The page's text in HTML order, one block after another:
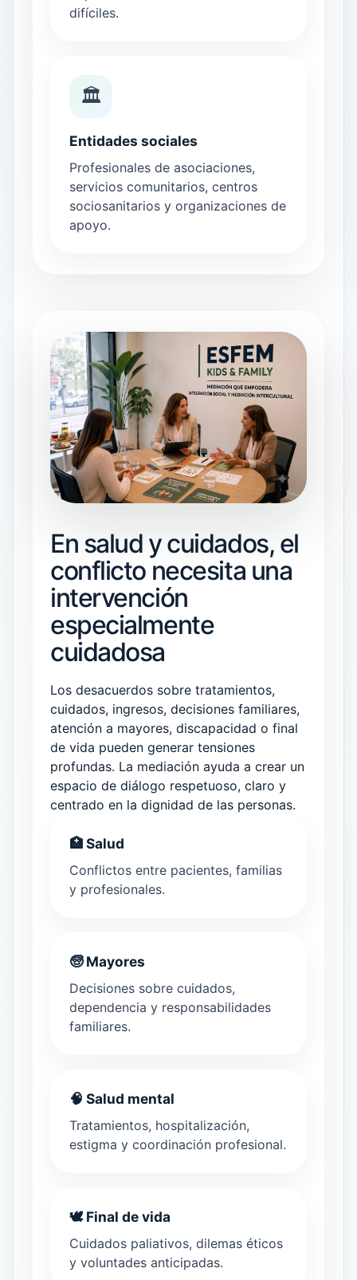
difíciles.
🏛️
Entidades sociales
Profesionales de asociaciones,
servicios comunitarios, centros
sociosanitarios y organizaciones de
apoyo.
En salud y cuidados, el
conflicto necesita una
intervención
especialmente
cuidadosa
Los desacuerdos sobre tratamientos,
cuidados, ingresos, decisiones familiares,
atención a mayores, discapacidad o final
de vida pueden generar tensiones
profundas. La mediación ayuda a crear un
espacio de diálogo respetuoso, claro y
centrado en la dignidad de las personas.
🏥 Salud
Conflictos entre pacientes, familias
y profesionales.
🧓 Mayores
Decisiones sobre cuidados,
dependencia y responsabilidades
familiares.
🧠 Salud mental
Tratamientos, hospitalización,
estigma y coordinación profesional.
🕊️ Final de vida
Cuidados paliativos, dilemas éticos
y voluntades anticipadas.